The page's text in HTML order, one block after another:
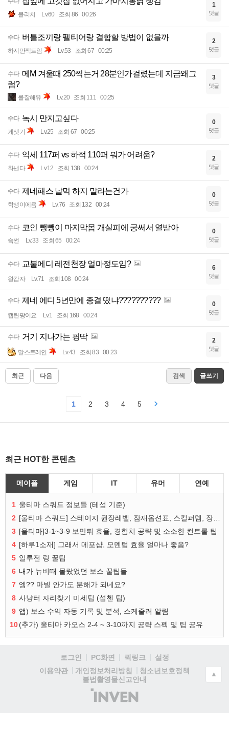
블리치 Lv.60 조회 86 00:26
1
댓글
수다 버틀조끼랑 펠티어랑 결합할 방법이 없을까
하지만팩트임 Lv.53 조회 67 00:25
2
댓글
수다 메M 겨울때 250찍는거 28분인가걸렸는데 지금왜그
럼?
롤잘해유 Lv.20 조회 111 00:25
3
댓글
수다 녹시 만지고싶다
게샛기 Lv.25 조회 67 00:25
0
댓글
수다 익세 117퍼 vs 하적 110퍼 뭐가 어려움?
화낸다 Lv.12 조회 138 00:24
2
댓글
수다 제네패스 날먹 하지 말라는건가
학생이에욤 Lv.76 조회 132 00:24
0
댓글
수다 코인 뺑뺑이 마지막몹 개실피에 궁써서 열받아
슼썬 Lv.33 조회 65 00:24
0
댓글
수다 교불에디 레전천장 얼마정도임?
왕감자 Lv.71 조회 108 00:24
6
댓글
수다 제네 에디 5년만에 종결 떴냐??????????
캡틴팡이요 Lv.1 조회 168 00:24
0
댓글
수다 거기 지나가는 핑딱
말스트레인 Lv.43 조회 83 00:23
2
댓글
최근 다음 검색 글쓰기
1 2 3 4 5
최근 HOT한 콘텐츠
메이플 게임 IT 유머 연예
1 울티마 스쿼드 정보들 (테섭 기준)
2
3 [울티마]3-1~3-9 보만튀 효율, 경험치 공략 및 소소한 컨트롤 팁
4 [하루1소재] 그래서 메포샵, 모멘텀 효율 얼마나 좋음?
5 일루전 링 꿀팁
6 내가 뉴비때 몰랐었던 보스 꿀팁들
7 엥?? 마빌 안가도 분해가 되네요?
8 사냥터 자리찾기 미세팁 (섭첸 팁)
9 앱) 보스 수익 자동 기록 및 분석, 스케줄러 알림
10(추가) 울티마 카오스 2-4 ~ 3-10까지 공략 스펙 및 팁 공유
로그인 PC화면 퀵링크
설정
이용약관
개인정보처리방침
청소년보호정책
불법촬영물신고안내
(주)
인
▲